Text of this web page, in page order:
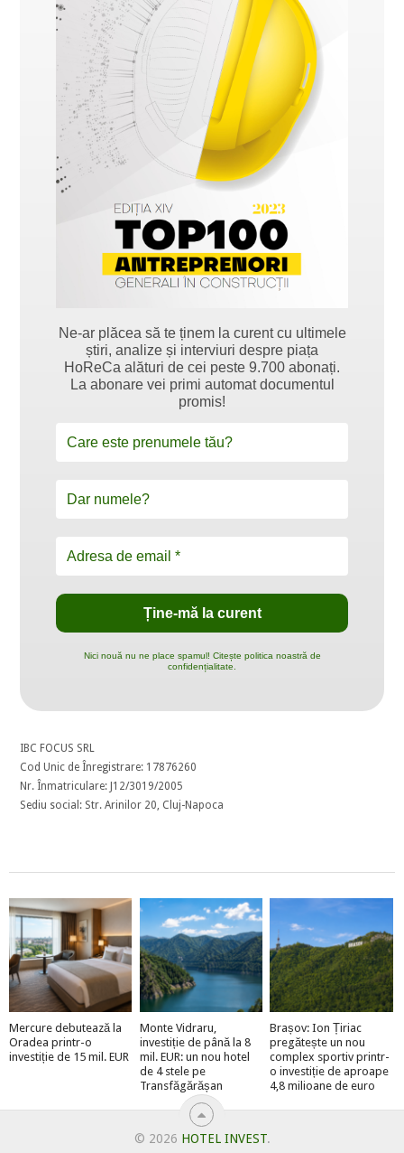
Ne-ar plăcea să te ținem la curent cu ultimele
știri, analize și interviuri despre piața
HoReCa alături de cei peste 9.700 abonați.
La abonare vei primi automat documentul
promis!
Nici nouă nu ne place spamul! Citește politica noastră de
confidențialitate.
IBC FOCUS SRL
Cod Unic de Înregistrare: 17876260
Nr. Înmatriculare: J12/3019/2005
Sediu social: Str. Arinilor 20, Cluj-Napoca
Mercure debutează la
Oradea printr-o
investiție de 15 mil. EUR
Monte Vidraru,
investiție de până la 8
mil. EUR: un nou hotel
de 4 stele pe
Transfăgărășan
Brașov: Ion Țiriac
pregătește un nou
complex sportiv printr-
o investiție de aproape
4,8 milioane de euro
© 2026 HOTEL INVEST.